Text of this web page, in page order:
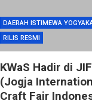
DAERAH ISTIMEWA
RILIS RESMI
KWaS Hadir di
(Jogja
Craft Fair